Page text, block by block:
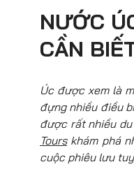
Tour Cao Cấp
NƯỚC
CẦN
Úc được xem là
đựng nhiều điều
được rất nhiều
Tourskhám phá
cuộc phiêu lưu